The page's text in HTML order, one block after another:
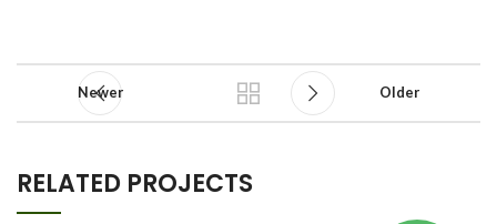
Newer Older
RELATED PROJECTS